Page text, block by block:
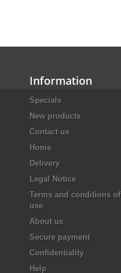
Information
Specials
New products
Contact us
Home
Delivery
Legal Notice
Terms and conditions of
use
About us
Secure payment
Confidentiality
Help